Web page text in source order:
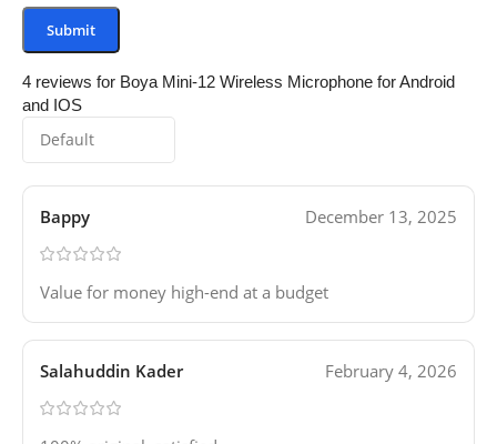
4 reviews for Boya Mini-12 Wireless Microphone for Android
and IOS
Bappy December 13, 2025
Value for money high-end at a budget
Salahuddin Kader February 4, 2026